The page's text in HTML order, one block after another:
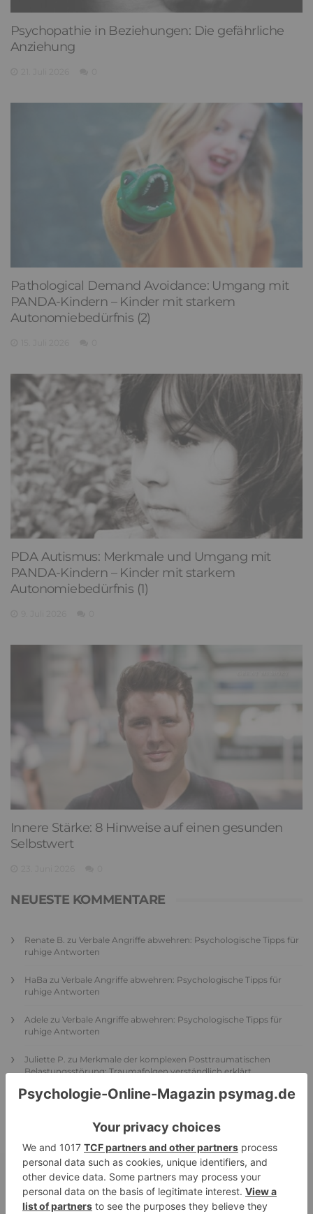
Psychopathie in Beziehungen: Die gefährliche
Anziehung
Pathological Demand Avoidance: Umgang mit
PANDA-Kindern – Kinder mit starkem
Autonomiebedürfnis (2)
PDA Autismus: Merkmale und Umgang mit
PANDA-Kindern – Kinder mit starkem
Autonomiebedürfnis (1)
Innere Stärke: 8 Hinweise auf einen gesunden
Selbstwert
NEUESTE KOMMENTARE
Renate B. zu Verbale Angriffe abwehren: Psychologische Tipps für
ruhige Antworten
HaBa zu Verbale Angriffe abwehren: Psychologische Tipps für
ruhige Antworten
Adele zu Verbale Angriffe abwehren: Psychologische Tipps für
ruhige Antworten
Juliette P. zu Merkmale der komplexen Posttraumatischen
Belastungsstörung: Traumafolgen verständlich erklärt
AnsgarzuElternteil narzisstisch: So sieht dein heutiges Leben
DIE BELIEBTESTEN ARTIKEL